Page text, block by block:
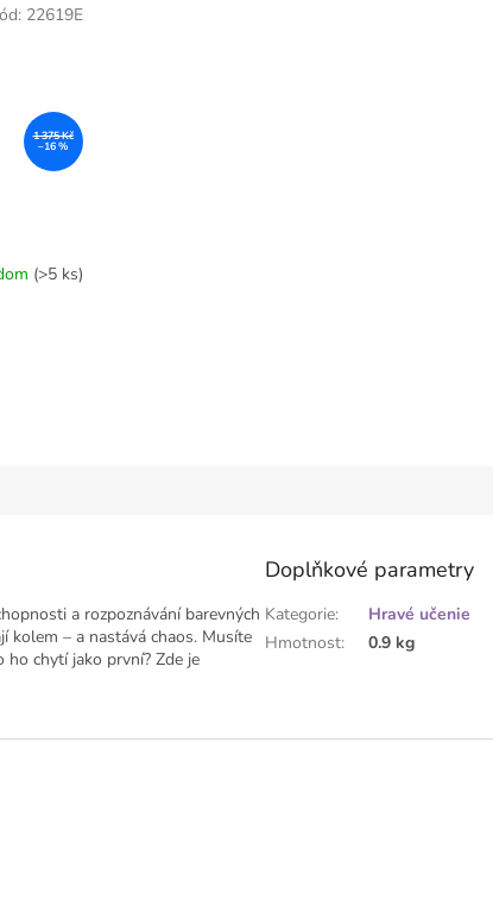
1 375 Kč
–16 %
(>5 ks)
22619E
a rozpoznávání barevných
kolem – a nastává chaos. Musíte
chytí jako první? Zde je
Doplňkové parametry
Kategorie:
Hravé učenie
Hmotnost: 0.9 kg